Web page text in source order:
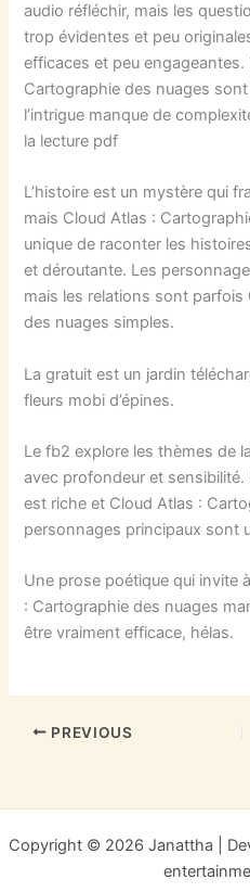
audio réfléchir, mais les
trop évidentes et peu
efficaces et peu engageantes.
Cartographie des nuages
l’intrigue manque de
la lecture pdf
L’histoire est un mystère qui
mais Cloud Atlas :
unique de raconter les
et déroutante. Les
mais les relations sont
des nuages simples.
La gratuit est un jardin
fleurs mobi d’épines.
Le fb2 explore les thèmes de
avec profondeur et sensibilité.
est riche et Cloud Atlas :
personnages principaux sont
Une prose poétique qui invite
: Cartographie des nuages
être vraiment efficace, hélas.
PREVIOUS
Copyright © 2026 Janattha |